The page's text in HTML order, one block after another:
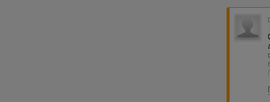
Это
как
много